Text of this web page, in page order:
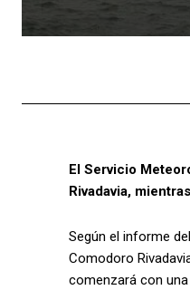
El Servicio
Rivadavia,
Según el informe
Comodoro
comenzará con